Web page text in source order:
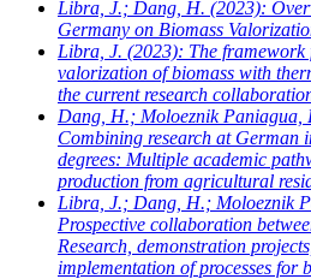
Libra, J.; Dang, H. (2023):
Germany on Biomass
Libra, J. (2023): The framework
valorization of biomass with
the current research
Dang, H.; Moloeznik Paniagua,
Combining research at German
degrees: Multiple academic
production from agricultural
Libra, J.; Dang, H.; Moloeznik
Prospective collaboration
Research, demonstration
implementation of processes for